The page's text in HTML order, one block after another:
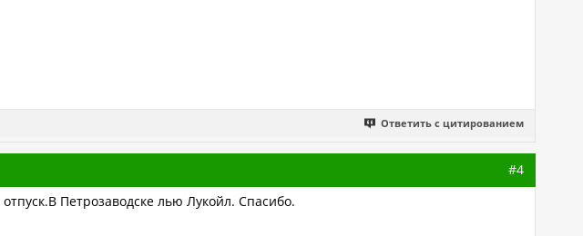
Ответить с цитированием
#4
Петрозаводске лью Лукойл. Спасибо.